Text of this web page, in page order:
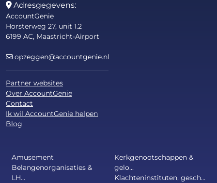
Adresgegevens:
AccountGenie
Horsterweg 27, unit 1.2
6199 AC, Maastricht-Airport
opzeggen@accountgenie.nl
Partner websites
Over AccountGenie
Contact
Ik wil AccountGenie helpen
Blog
Amusement
Belangenorganisaties &
LH...
Kerkgenootschappen &
gelo...
Klachteninstituten, gesch...